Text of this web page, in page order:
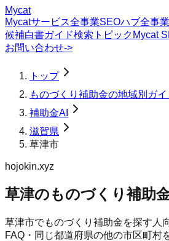
Mycat
Mycatサービス全事業SEOハブ全事
候補白書ガイド検索トピック Mycat
お問い合わせ->
トップ
ものづくり補助金の地域別ガイ
補助金AI
滋賀県
草津市
hojokin.xyz
草津のものづくり補助
草津市でものづくり補助金を探す人
FAQ・同じ都道府県の他の市区町村